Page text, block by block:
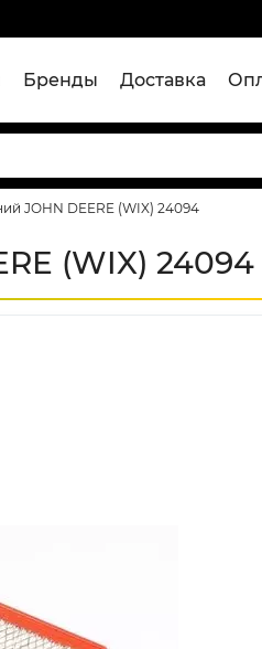
Бренды Доставка
JOHN DEERE (WIX) 24094
(WIX) 24094